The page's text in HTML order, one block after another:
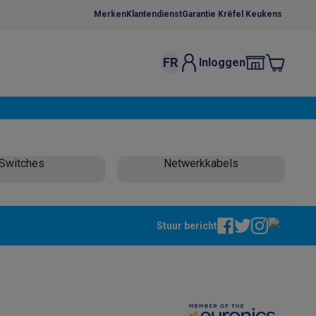
MerkenKlantendienstGarantie Krëfel Keukens
FR Inloggen
Netwerkkabels
Stuur bericht